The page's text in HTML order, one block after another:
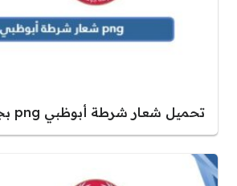
تحميل شعار شرطة أبوظبي png بجودة عالية